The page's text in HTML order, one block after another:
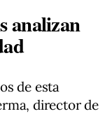
analizan
de esta
director de